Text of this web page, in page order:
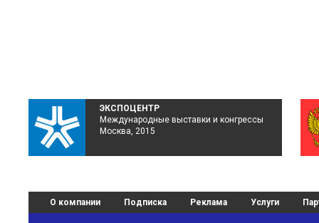
ЭКСПОЦЕНТР
Международные выставки и конгрессы
Москва, 2015
О компании Подписка Реклама Услуги